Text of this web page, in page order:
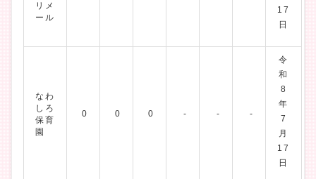
リメ
ール
17
日
なわ
しろ
保育
園
0 0 0 - - -
令
和
8
年
7
月
17
日